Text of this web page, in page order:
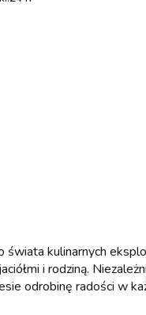
kulinarnych
i rodziną.
odrobinę radości w